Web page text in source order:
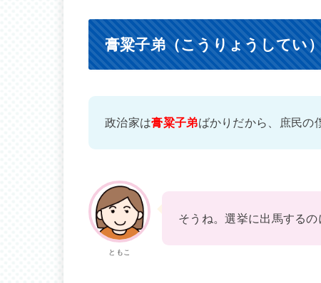
膏粱子弟（こうりょうしてい
政治家は膏粱子弟ばかりだから、庶民の
ともこ
そうね。選挙に出馬する